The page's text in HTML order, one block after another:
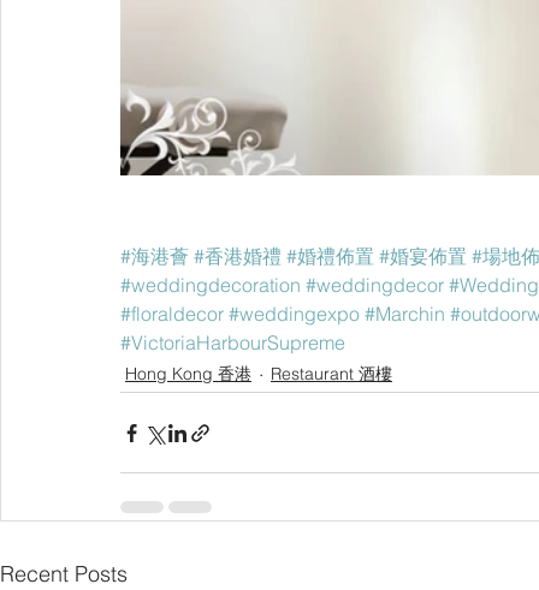
#海港薈 #香港婚禮 #婚禮佈置 #婚宴佈置 #場地
#weddingdecoration #weddingdecor #Wedding
#floraldecor #weddingexpo #Marchin
#VictoriaHarbourSupreme
Hong Kong 香港 Restaurant 酒樓
Recent Posts